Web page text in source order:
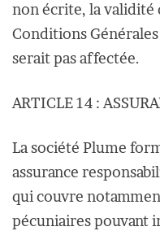
non écrite, la validité
Conditions
serait pas affectée.
ARTICLE 14 :
La société Plume
assurance
qui couvre
pécuniaires pouvant